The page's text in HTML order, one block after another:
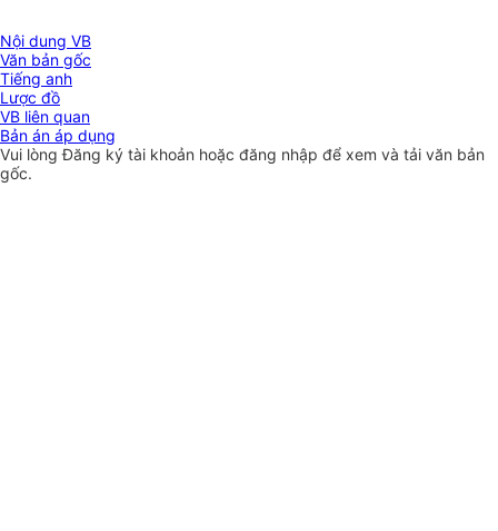
Nội dung VB
Văn bản gốc
Tiếng anh
Lược đồ
VB liên quan
Bản án áp dụng
Vui lòngĐăng ký tài khoản hoặc đăng nhập để xem và tải văn bản
gốc.